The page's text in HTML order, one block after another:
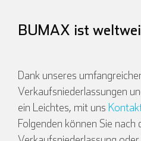
BUMAX ist
Dank unseres
Verkaufsniederlassungen
ein Leichtes, mit uns
Folgenden können Sie nach